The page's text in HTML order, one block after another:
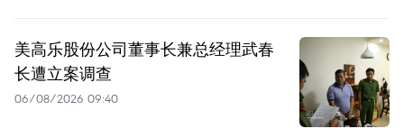
美高乐股份公司董事长兼总经理武春
长遭立案调查
06/08/2026 09:40